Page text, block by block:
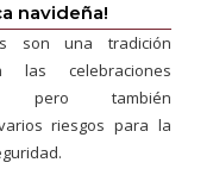
navideña!
son una tradición
las celebraciones
pero también
riesgos para la